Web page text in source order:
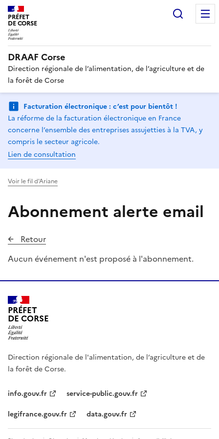
PRÉFET
DE CORSE
DRAAF Corse
Direction régionale de l’alimentation, de l’agriculture et de
la forêt de Corse
Facturation électronique : c’est pour bientôt !
La réforme de la facturation électronique en France
concerne l’ensemble des entreprises assujetties à la TVA, y
compris le secteur agricole.
Lien de consultation
Voir le fil d'Ariane
Abonnement alerte email
Retour
Aucun événement n'est proposé à l'abonnement.
PRÉFET
DE CORSE
Direction régionale de l'alimentation, de l’agriculture et de
la forêt de Corse.
info.gouv.fr
service-public.gouv.fr
legifrance.gouv.fr
data.gouv.fr